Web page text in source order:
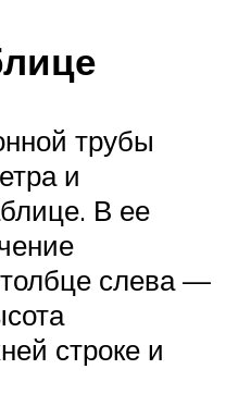
трубы
и
В ее
слева —
строке и